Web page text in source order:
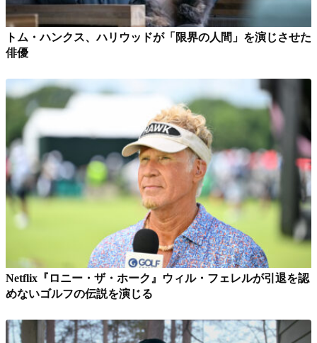
トム・ハンクス、ハリウッドが「限界の人間」を演じさせた
俳優
Netflix『ロニー・ザ・ホーク』ウィル・フェレルが引退を認
めないゴルフの伝説を演じる